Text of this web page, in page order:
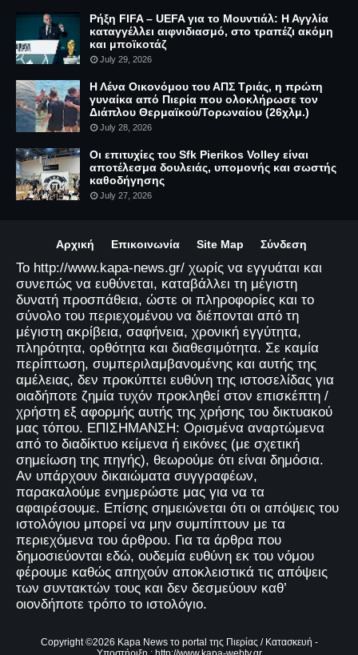
Ρήξη FIFA – UEFA για το Μουντιάλ: Η Αγγλία
καταγγέλλει αιφνιδιασμό, στο τραπέζι ακόμη
και μποϊκοτάζ
July 29, 2026
Η Λένα Οικονόμου του ΑΠΣ Τριάς, η πρώτη
γυναίκα από Πιερία που ολοκλήρωσε τον
Διάπλου Θερμαϊκού/Τορωναίου (26χλμ.)
July 28, 2026
Οι επιτυχίες του Sfk Pierikos Volley είναι
αποτέλεσμα δουλειάς, υπομονής και σωστής
καθοδήγησης
July 27, 2026
Αρχική Επικοινωνία Site Map Σύνδεση
Το http://www.kapa-news.gr/ χωρίς να εγγυάται και
συνεπώς να ευθύνεται, καταβάλλει τη μέγιστη
δυνατή προσπάθεια, ώστε οι πληροφορίες και το
σύνολο του περιεχομένου να διέπονται από τη
μέγιστη ακρίβεια, σαφήνεια, χρονική εγγύτητα,
πληρότητα, ορθότητα και διαθεσιμότητα. Σε καμία
περίπτωση, συμπεριλαμβανομένης και αυτής της
αμέλειας, δεν προκύπτει ευθύνη της ιστοσελίδας για
οιαδήποτε ζημία τυχόν προκληθεί στον επισκέπτη /
χρήστη εξ αφορμής αυτής της χρήσης του δικτυακού
μας τόπου. ΕΠΙΣΗΜΑΝΣΗ: Ορισμένα αναρτώμενα
από το διαδίκτυο κείμενα ή εικόνες (με σχετική
σημείωση της πηγής), θεωρούμε ότι είναι δημόσια.
Αν υπάρχουν δικαιώματα συγγραφέων,
παρακαλούμε ενημερώστε μας για να τα
αφαιρέσουμε. Επίσης σημειώνεται ότι οι απόψεις του
ιστολόγιου μπορεί να μην συμπίπτουν με τα
περιεχόμενα του άρθρου. Για τα άρθρα που
δημοσιεύονται εδώ, ουδεμία ευθύνη εκ του νόμου
φέρουμε καθώς απηχούν αποκλειστικά τις απόψεις
των συντακτών τους και δεν δεσμεύουν καθ’
οιονδήποτε τρόπο το ιστολόγιο.
Copyright ©2026 Kapa News το portal της Πιερίας / Κατασκευή -